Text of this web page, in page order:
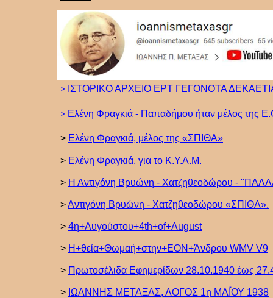
> ΙΣΤΟΡΙΚΟ ΑΡΧΕΙΟ ΕΡΤ ΓΕΓΟΝΟΤΑ
> Ελένη Φραγκιά - Παπαδήμου ήταν μέλος της
> Ελένη Φραγκιά, μέλος της «ΣΠΙΘΑ»
> Ελένη Φραγκιά, για το Κ.Υ.Α.Μ.
> Η Αντιγόνη Βρυώνη - Χατζηθεοδώρου -
>Αντιγόνη Βρυώνη - Χατζηθεοδώρου «ΣΠΙΘΑ».
> 4η+Αυγούστου+4th+of+August
> Η+θεία+Θωμαή+στην+ΕΟΝ+Άνδρου WMV V9
> Πρωτοσέλιδα Εφημερίδων 28.10.1940 έως
> ΙΩΑΝΝΗΣ ΜΕΤΑΞΑΣ, ΛΟΓΟΣ 1η ΜΑΪΟΥ 1938